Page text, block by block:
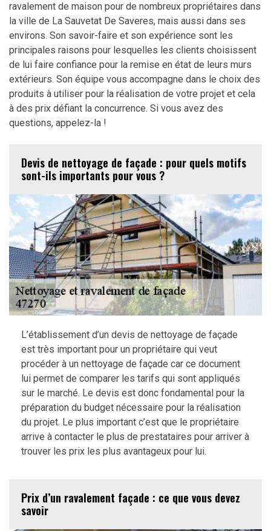
ravalement de maison pour de nombreux propriétaires dans
la ville de La Sauvetat De Saveres, mais aussi dans ses
environs. Son savoir-faire et son expérience sont les
principales raisons pour lesquelles les clients choisissent
de lui faire confiance pour la remise en état de leurs murs
extérieurs. Son équipe vous accompagne dans le choix des
produits à utiliser pour la réalisation de votre projet et cela
à des prix défiant la concurrence. Si vous avez des
questions, appelez-la !
Devis de nettoyage de façade : pour quels motifs
sont-ils importants pour vous ?
L’établissement d’un devis de nettoyage de façade
est très important pour un propriétaire qui veut
procéder à un nettoyage de façade car ce document
lui permet de comparer les tarifs qui sont appliqués
sur le marché. Le devis est donc fondamental pour la
préparation du budget nécessaire pour la réalisation
du projet. Le plus important c’est que le propriétaire
arrive à contacter le plus de prestataires pour arriver à
trouver les prix les plus avantageux pour lui.
Prix d’un ravalement façade : ce que vous devez
savoir